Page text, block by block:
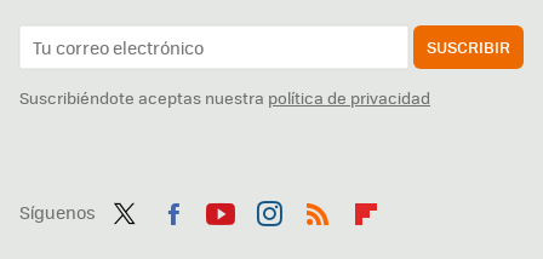
SUSCRIBIR
Suscribiéndote aceptas nuestra política de privacidad
Síguenos